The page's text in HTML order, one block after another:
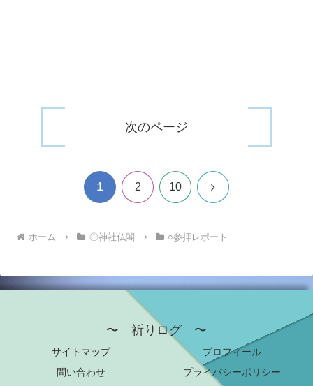
次のページ
1 2 10 次
ホーム ◎神社仏閣 ○参拝レポート
〜 祈りログ 〜
サイトマップ
プロフィール
問い合わせ
プライバシーポリシー